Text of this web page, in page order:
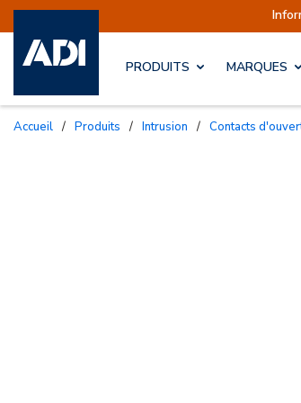
Information | Les
PRODUITS MARQUES
Accueil / Produits / Intrusion / Contacts